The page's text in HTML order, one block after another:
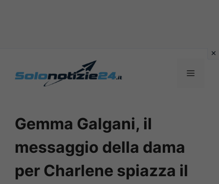
MENU
Gemma Galgani, il
messaggio della dama
per Charlene spiazza il